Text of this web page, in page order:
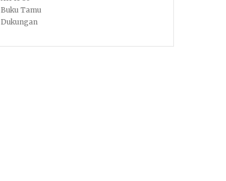
Buku Tamu
Dukungan